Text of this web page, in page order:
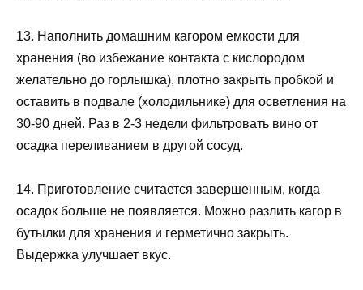
13. Наполнить домашним кагором емкости для
хранения (во избежание контакта с кислородом
желательно до горлышка), плотно закрыть пробкой и
оставить в подвале (холодильнике) для осветления на
30-90 дней. Раз в 2-3 недели фильтровать вино от
осадка переливанием в другой сосуд.
14. Приготовление считается завершенным, когда
осадок больше не появляется. Можно разлить кагор в
бутылки для хранения и герметично закрыть.
Выдержка улучшает вкус.